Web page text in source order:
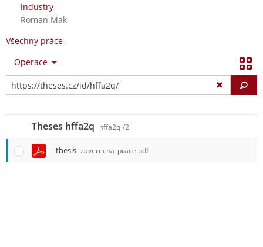
industry
Roman Mak
Všechny práce
Operace
Theses hffa2q hffa2q /2
thesis zaverecna_prace.pdf